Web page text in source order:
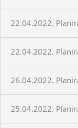
22.04.2022.
22.04.2022.
26.04.2022.
25.04.2022.